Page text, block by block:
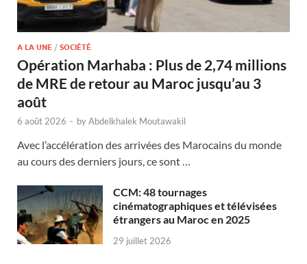
A LA UNE / SOCIÉTÉ
Opération Marhaba : Plus de 2,74 millions
de MRE de retour au Maroc jusqu’au 3
août
6 août 2026 - byAbdelkhalek Moutawakil
Avec l’accélération des arrivées des Marocains du monde
au cours des derniers jours, ce sont …
CCM: 48 tournages
cinématographiques et télévisées
étrangers au Maroc en 2025
29 juillet 2026